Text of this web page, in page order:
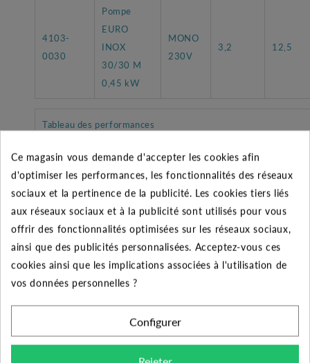
4103-
0030
Pompe
EURO
INOX
30/30 M
0,45 kW
MONO
230V
3,2 12,5
Tableau des performances
Débit
(m3/h)
0 0,6 1,2 2 2,4 3
HMT
46 42 38 31,2 23,3 14,3 9,5
Aspiration
Puits - réserve d'eau
enterré ou en charge -
Ce magasin vous demande d'accepter les cookies afin
d'optimiser les performances, les fonctionnalités des réseaux
sociaux et la pertinence de la publicité. Les cookies tiers liés
aux réseaux sociaux et à la publicité sont utilisés pour vous
offrir des fonctionnalités optimisées sur les réseaux sociaux,
ainsi que des publicités personnalisées. Acceptez-vous ces
cookies ainsi que les implications associées à l'utilisation de
vos données personnelles ?
Configurer